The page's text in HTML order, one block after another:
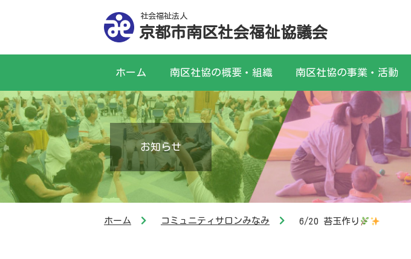
社会福祉法人
京都市南区社会福祉協議会
ホーム 南区社協の概要・組織 南区社協の事業・活動
お知らせ
ホーム コミュニティサロンみなみ 6/20 苔玉作り